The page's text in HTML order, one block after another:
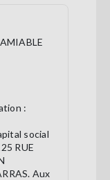
:
social
RUE
Aux